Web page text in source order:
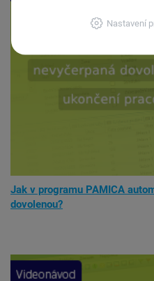
Nastavení
Jak v programu PAMICA
dovolenou?